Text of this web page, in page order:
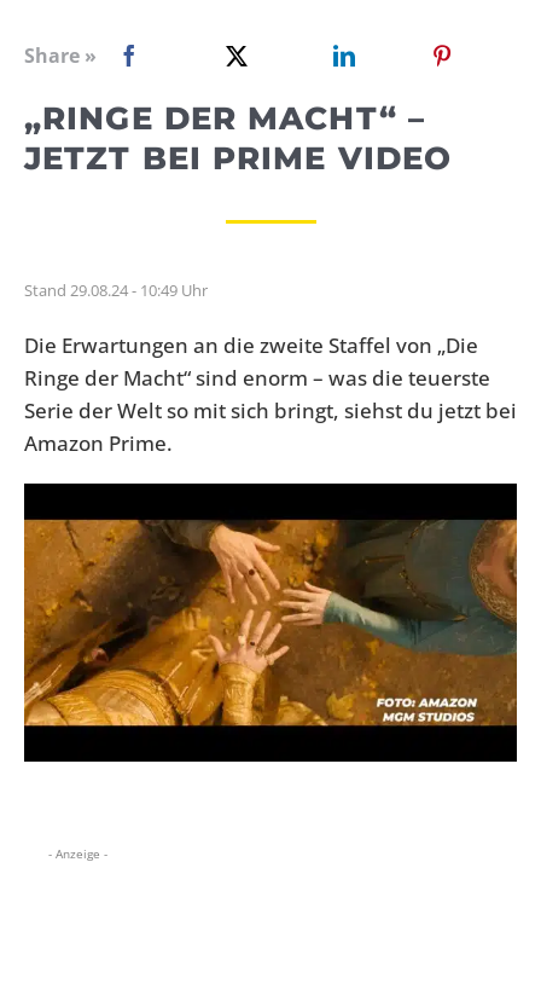
Share »
„RINGE DER MACHT“ –
JETZT BEI PRIME VIDEO
Stand 29.08.24 - 10:49 Uhr
Die Erwartungen an die zweite Staffel von „Die
Ringe der Macht“ sind enorm – was die teuerste
Serie der Welt so mit sich bringt, siehst du jetzt bei
Amazon Prime.
- Anzeige -